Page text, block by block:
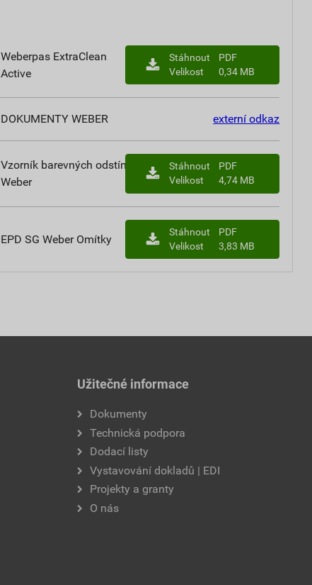
Weberpas ExtraClean
Active
Stáhnout
PDF
Velikost
0,34 MB
DOKUMENTY WEBER externí odkaz
Vzorník barevných odstínů
Weber
Stáhnout
PDF
Velikost
4,74 MB
EPD SG Weber Omítky
Stáhnout
PDF
Velikost
3,83 MB
Užitečné informace
Dokumenty
Technická podpora
Dodací listy
Vystavování dokladů | EDI
Projekty a granty
O nás